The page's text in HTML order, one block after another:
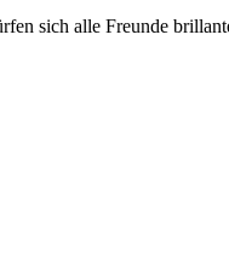
sich alle Freunde